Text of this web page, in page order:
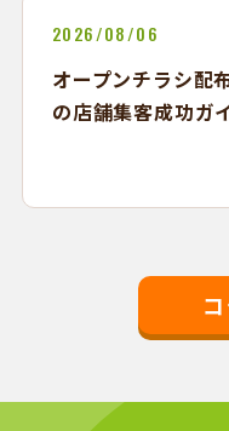
2026/08/06
オープンチラシ配
の店舗集客成功ガ